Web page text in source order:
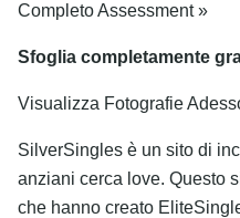
Completo Assessment »
Sfoglia completamente
Visualizza Fotografie
SilverSingles è un sito di
anziani cerca love. Questo
che hanno creato